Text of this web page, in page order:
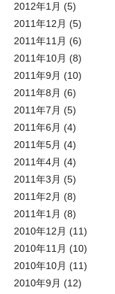
2012年1月 (5)
2011年12月 (5)
2011年11月 (6)
2011年10月 (8)
2011年9月 (10)
2011年8月 (6)
2011年7月 (5)
2011年6月 (4)
2011年5月 (4)
2011年4月 (4)
2011年3月 (5)
2011年2月 (8)
2011年1月 (8)
2010年12月 (11)
2010年11月 (10)
2010年10月 (11)
2010年9月 (12)